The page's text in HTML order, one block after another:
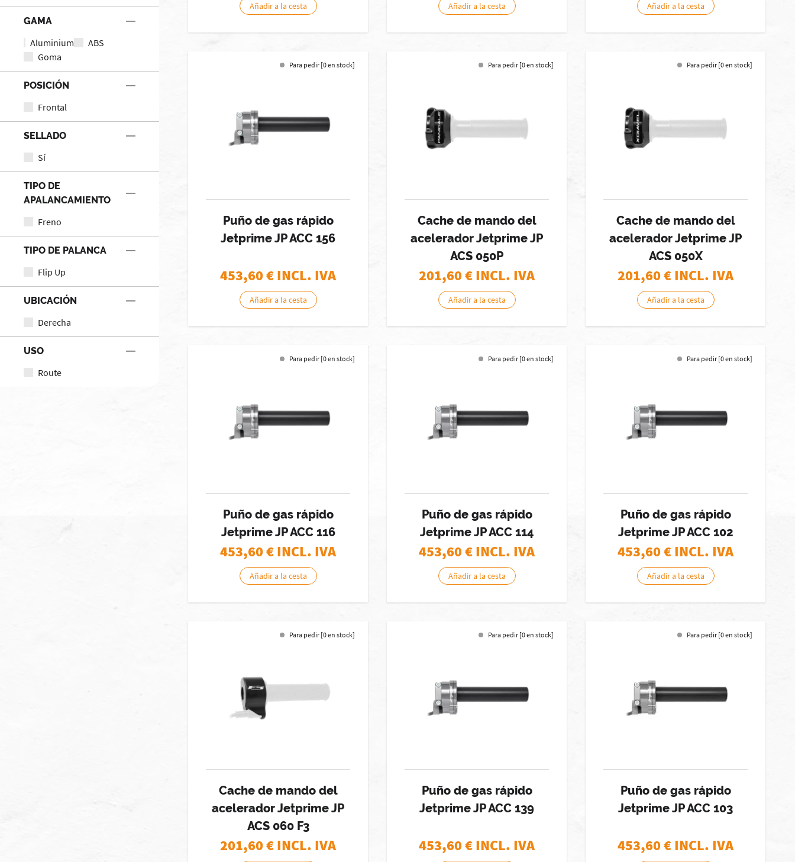
GAMA
Aluminium
ABS
Goma
POSICIÓN
Frontal
SELLADO
Sí
TIPO DE
APALANCAMIENTO
Freno
TIPO DE PALANCA
Flip Up
UBICACIÓN
Derecha
USO
Route
Añadir a la cesta Añadir a la cesta Añadir a la cesta
Para pedir [0 en stock]
Puño de gas rápido
Jetprime JP ACC 156
453,60€ INCL. IVA
Añadir a la cesta
Para pedir [0 en stock]
Cache de mando del
acelerador Jetprime JP
ACS 050P
201,60€ INCL. IVA
Añadir a la cesta
Para pedir [0 en stock]
Cache de mando del
acelerador Jetprime JP
ACS 050X
201,60€ INCL. IVA
Añadir a la cesta
Para pedir [0 en stock]
Puño de gas rápido
Jetprime JP ACC 116
453,60€ INCL. IVA
Añadir a la cesta
Para pedir [0 en stock]
Puño de gas rápido
Jetprime JP ACC 114
453,60€ INCL. IVA
Añadir a la cesta
Para pedir [0 en stock]
Puño de gas rápido
Jetprime JP ACC 102
453,60€ INCL. IVA
Añadir a la cesta
Para pedir [0 en stock]
Cache de mando del
acelerador Jetprime JP
ACS 060 F3
201,60€ INCL. IVA
Para pedir [0 en stock]
Puño de gas rápido
Jetprime JP ACC 139
453,60€ INCL. IVA
Para pedir [0 en stock]
Puño de gas rápido
Jetprime JP ACC 103
453,60€ INCL. IVA